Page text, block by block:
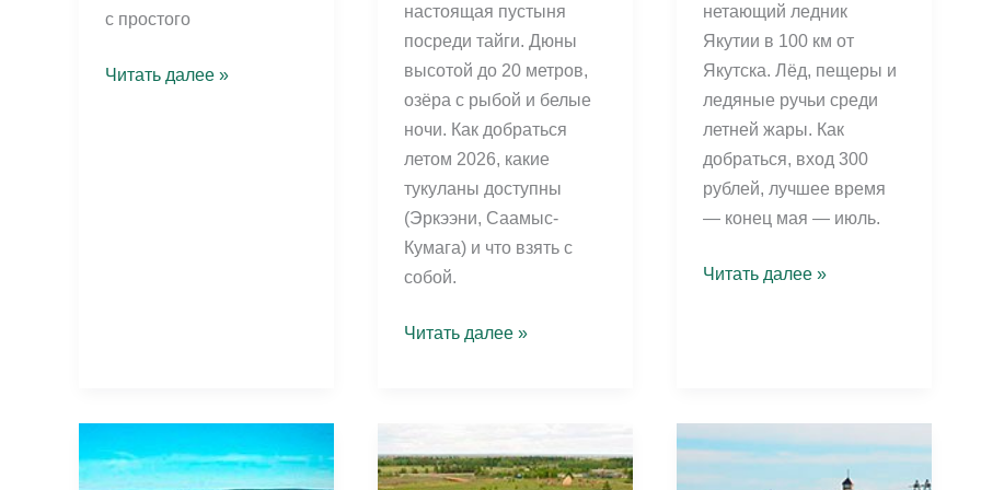
с простого
Памятники
Читать далее »
настоящая пустыня
посреди тайги. Дюны
высотой до 20 метров,
озёра с рыбой и белые
ночи. Как добраться
летом 2026, какие
тукуланы доступны
(Эркээни, Саамыс-
Кумага) и что взять с
собой.
Тукуланы
летом
2026
Читать далее »
нетающий ледник
Якутии в 100 км от
Якутска. Лёд, пещеры и
ледяные ручьи среди
летней жары. Как
добраться, вход 300
рублей, лучшее время
— конец мая — июль.
Ледник
—
как
Читать далее »